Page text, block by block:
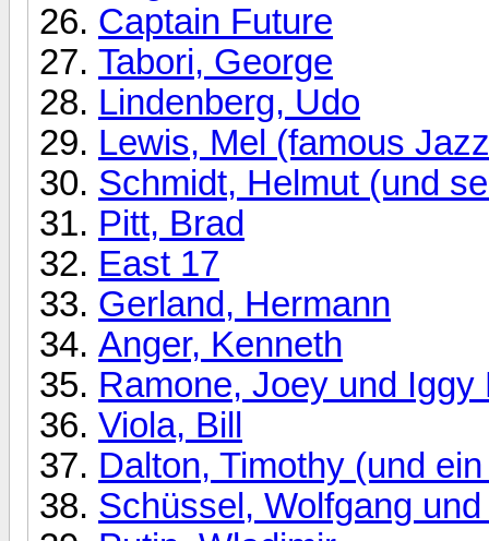
Captain Future
Tabori, George
Lindenberg, Udo
Lewis, Mel (famous
Schmidt, Helmut (und
Pitt, Brad
East 17
Gerland, Hermann
Anger, Kenneth
Ramone, Joey und Iggy
Viola, Bill
Dalton, Timothy (und
Schüssel, Wolfgang